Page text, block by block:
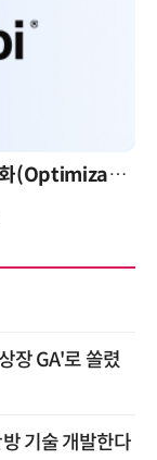
AI 시대의 의사결정을 바꾸는 수리최적화(Optimization): 실제 산업 적용 사례와 활용 전략
장 GA'로 쏠렸
기술 개발한다